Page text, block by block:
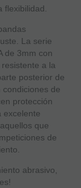
La serie
de 3mm con
a la
posterior de
de
protección
excelente
que
de
abrasivo,